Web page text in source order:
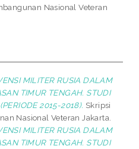
Nasional Veteran
MILITER RUSIA DALAM
TIMUR TENGAH. STUDI
2015-2018). Skripsi
Nasional Veteran Jakarta.
MILITER RUSIA DALAM
TIMUR TENGAH. STUDI